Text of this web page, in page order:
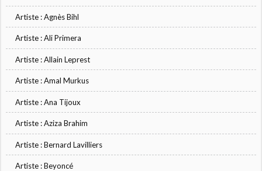
Artiste : Agnès Bihl
Artiste : Ali Primera
Artiste : Allain Leprest
Artiste : Amal Murkus
Artiste : Ana Tijoux
Artiste : Aziza Brahim
Artiste : Bernard Lavilliers
Artiste : Beyoncé